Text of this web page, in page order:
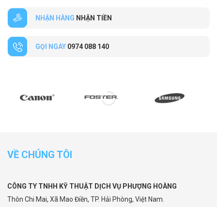
NHẬN HÀNG NHẬN TIỀN
GỌI NGAY 0974 088 140
VỀ CHÚNG TÔI
CÔNG TY TNHH KỸ THUẬT DỊCH VỤ PHƯỢNG HOÀNG
Thôn Chi Mai, Xã Mao Điền, TP. Hải Phòng, Việt Nam.